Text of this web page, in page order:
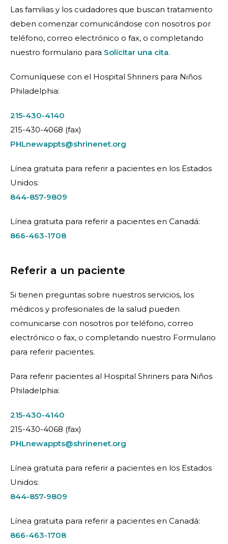
Las familias y los cuidadores que buscan tratamiento
deben comenzar comunicándose con nosotros por
teléfono, correo electrónico o fax, o completando
nuestro formulario para Solicitar una cita.
Comuníquese con el Hospital Shriners para Niños
Philadelphia:
215-430-4140
215-430-4068 (fax)
PHLnewappts@shrinenet.org
Línea gratuita para referir a pacientes en los Estados
Unidos:
844-857-9809
Línea gratuita para referir a pacientes en Canadá:
866-463-1708
Referir a un paciente
Si tienen preguntas sobre nuestros servicios, los
médicos y profesionales de la salud pueden
comunicarse con nosotros por teléfono, correo
electrónico o fax, o completando nuestro Formulario
para referir pacientes.
Para referir pacientes al Hospital Shriners para Niños
Philadelphia:
215-430-4140
215-430-4068 (fax)
PHLnewappts@shrinenet.org
Línea gratuita para referir a pacientes en los Estados
Unidos:
844-857-9809
Línea gratuita para referir a pacientes en Canadá:
866-463-1708